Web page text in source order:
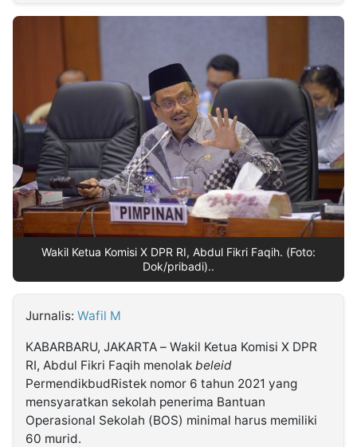
INDONESIA
Partner
Insight
NTB
Suara
Time
Lens
IDN
Daily
Jogja
Jalan
Rakyat
Idealita
News
Kita
Notice
Dinamikapost.com
Radar
Baru
Seedbacklink
Follow
Kabarbaru
Kabarbaru.co
2026
Wakil Ketua Komisi X DPR RI, Abdul Fikri Faqih. (Foto:
Dok/pribadi)..
Jurnalis: Wafil M
KABARBARU, JAKARTA – Wakil Ketua Komisi X DPR
RI, Abdul Fikri Faqih menolak beleid
PermendikbudRistek nomor 6 tahun 2021 yang
mensyaratkan sekolah penerima Bantuan
Operasional Sekolah (BOS) minimal harus memiliki
60 murid.